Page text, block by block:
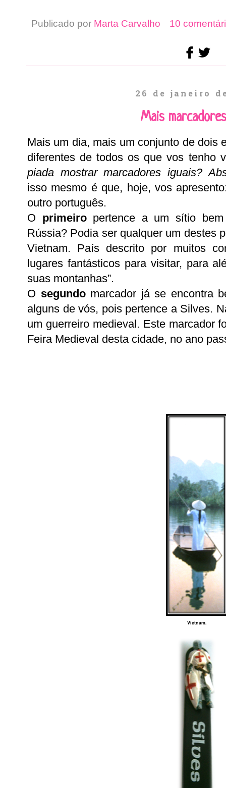
Publicado por Marta Carvalho 10
26 de janeiro
Mais
Mais um dia, mais um conjunto de dois
diferentes de todos os que vos tenho
piada mostrar marcadores iguais?
isso mesmo é que, hoje, vos
outro português.
O primeiro pertence a um sítio
Rússia? Podia ser qualquer um destes
Vietnam. País descrito por muitos
lugares fantásticos para visitar, para
suas montanhas”.
O segundo marcador já se encontra
alguns de vós, pois pertence a Silves.
um guerreiro medieval. Este marcador
Feira Medieval desta cidade, no ano
Vietnam.